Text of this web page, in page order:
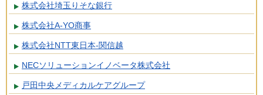
株式会社埼玉りそな銀行
株式会社A-YO商事
株式会社NTT東日本-関信越
NECソリューションイノベータ株式会社
戸田中央メディカルケアグループ